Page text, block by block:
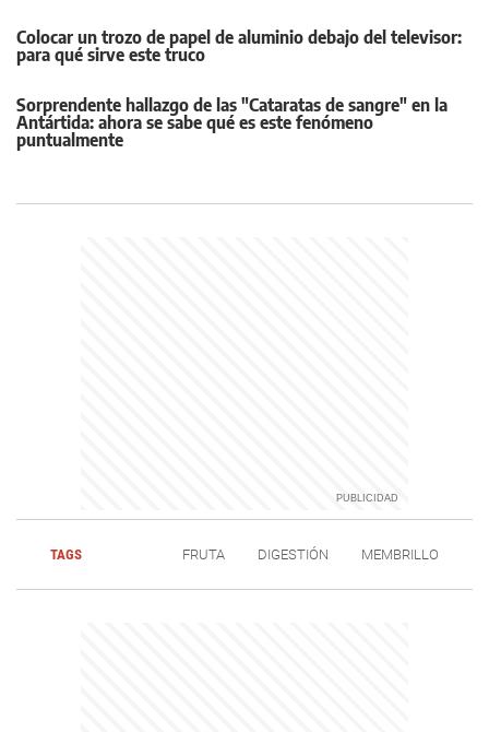
Colocar un trozo de papel de aluminio debajo del televisor:
para qué sirve este truco
Sorprendente hallazgo de las "Cataratas de sangre" en la
Antártida: ahora se sabe qué es este fenómeno
puntualmente
TAGS FRUTA DIGESTIÓN MEMBRILLO